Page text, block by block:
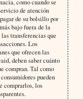
como cuando se
de atención
de su bolsillo por
bajo fuera de la
transferencias que
Los
que ofrecen las
deben saber cuánto
compran. Tal como
pueden
comprarlos, los